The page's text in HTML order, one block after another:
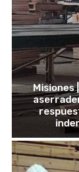
Misiones